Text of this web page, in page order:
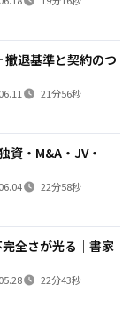
退基準と契約のつ
21分56秒
資・M&A・JV・
22分58秒
全さが光る｜書家
22分43秒